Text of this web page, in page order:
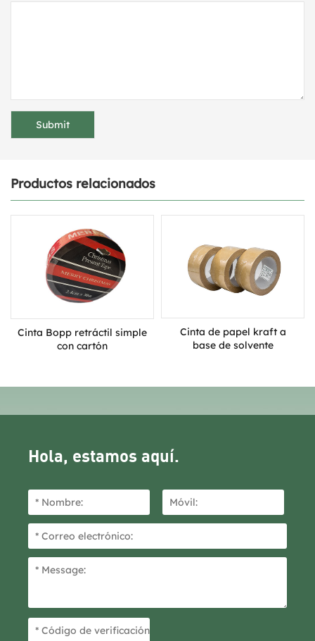
Productos relacionados
Cinta Bopp retráctil simple
con cartón
Cinta de papel kraft a
base de solvente
Hola, estamos aquí.